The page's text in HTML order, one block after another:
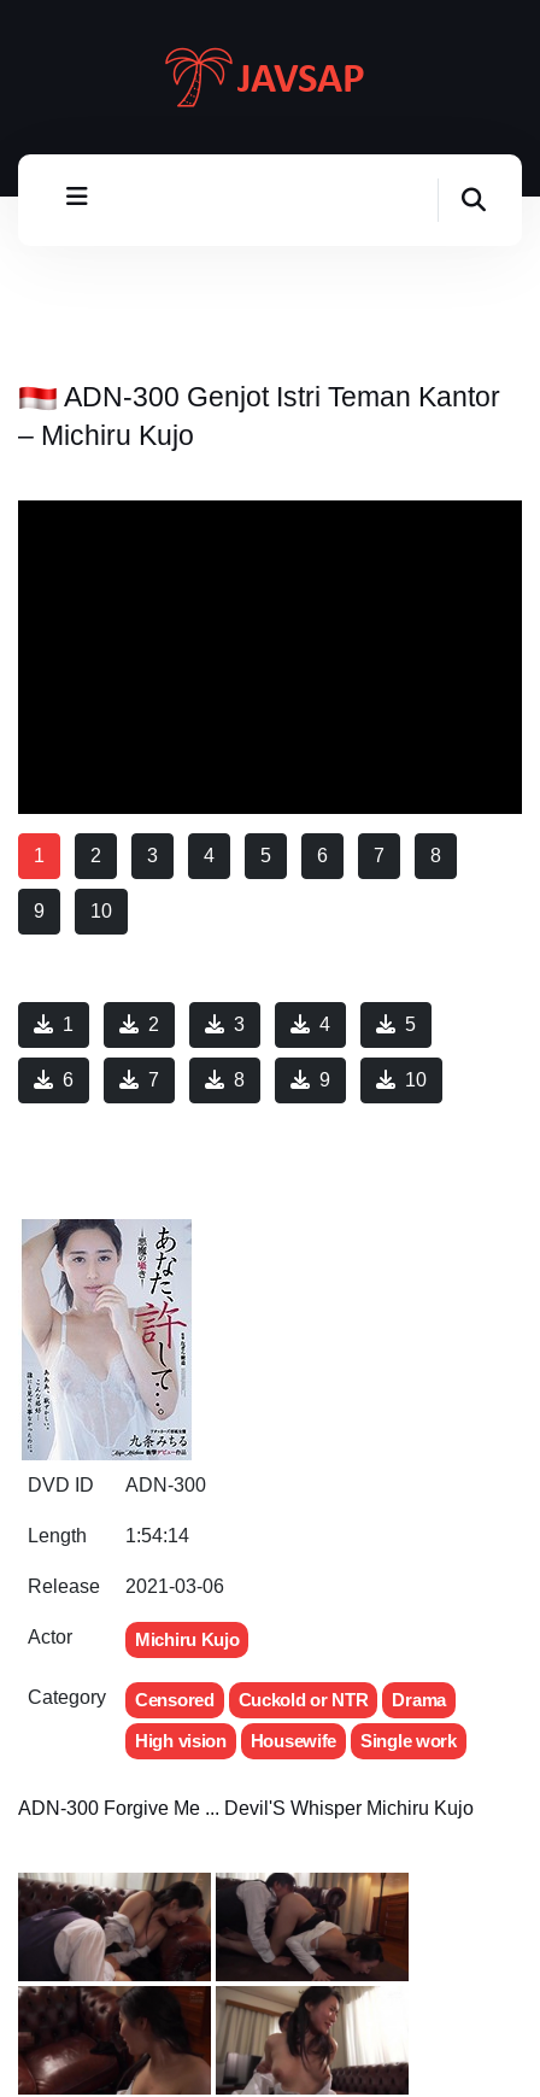
ADN-300 Genjot Istri Teman Kantor
– Michiru Kujo
1 2 3 4 5 6 7 8
9 10
1 2 3 4 5
6 7 8 9 10
DVD ID ADN-300
Length 1:54:14
Release 2021-03-06
Actor Michiru Kujo
Category Censored Cuckold or NTR
Drama
High vision
Housewife Single work
ADN-300 Forgive Me ... Devil'S Whisper Michiru Kujo